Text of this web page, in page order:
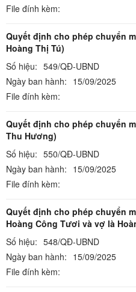
File đính kèm:
Quyết định cho phép chuyển
Hoàng Thị Tú)
Số hiệu: 549/QĐ-UBND
Ngày ban hành: 15/09/2025
File đính kèm:
Quyết định cho phép chuyển
Thu Hương)
Số hiệu: 550/QĐ-UBND
Ngày ban hành: 15/09/2025
File đính kèm:
Quyết định cho phép chuyển
Hoàng Công Tươi và vợ là
Số hiệu: 548/QĐ-UBND
Ngày ban hành: 15/09/2025
File đính kèm: